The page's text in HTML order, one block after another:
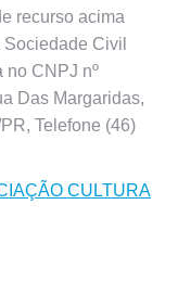
recurso acima
Civil
no CNPJ nº
Das Margaridas,
Telefone (46)
CULTURA